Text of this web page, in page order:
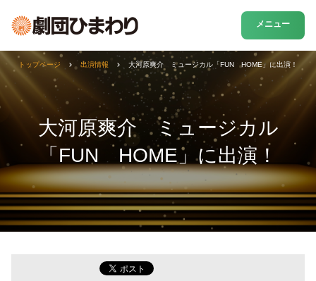
メニュー
大河原爽介 ミュージカル
「FUN HOME」に出演！
トップページ 出演情報 大河原爽介 ミュージカル「FUN HOME」に出演！